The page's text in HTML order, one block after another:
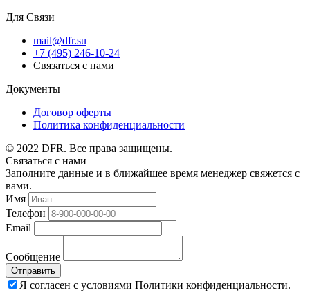
Для Связи
mail@dfr.su
+7 (495) 246-10-24
Связаться с нами
Документы
Договор оферты
Политика конфиденциальности
© 2022 DFR. Все права защищены.
Связаться с нами
Заполните данные и в ближайшее время менеджер свяжется с
вами.
Имя
Телефон
Email
Сообщение
Отправить
Я согласен с условиями Политики конфиденциальности.